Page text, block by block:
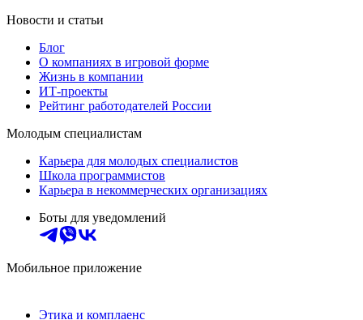
Новости и статьи
Блог
О компаниях в игровой форме
Жизнь в компании
ИТ-проекты
Рейтинг работодателей России
Молодым специалистам
Карьера для молодых специалистов
Школа программистов
Карьера в некоммерческих организациях
Боты для уведомлений
Мобильное приложение
Этика и комплаенс